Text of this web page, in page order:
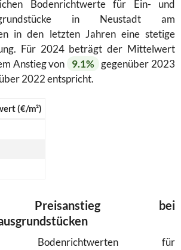
Bodenrichtwerte für Ein- und
in Neustadt am
in den letzten Jahren eine stetige
Für 2024 beträgt der Mittelwert
Anstieg von 9.1%
gegenüber 2023
2022 entspricht.
(€/m²)
Preisanstieg bei
für